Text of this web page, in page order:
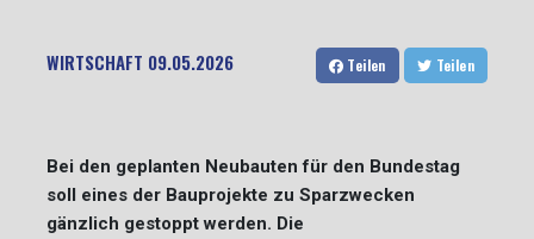
WIRTSCHAFT 09.05.2026 Teilen Teilen
Bei den geplanten Neubauten für den Bundestag
soll eines der Bauprojekte zu Sparzwecken
gänzlich gestoppt werden. Die